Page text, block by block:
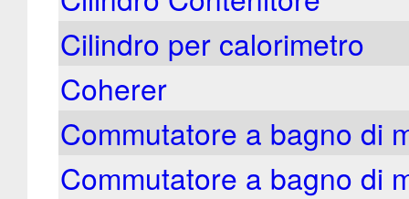
Cilindro per calorimetro
Coherer
Commutatore a bagno di
Commutatore a bagno di